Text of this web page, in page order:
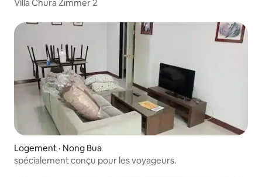
Villa Chura Zimmer 2
Logement · Nong Bua
spécialement conçu pour les voyageurs.